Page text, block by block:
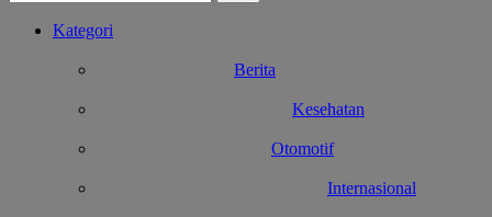
Kategori
Berita
Kesehatan
Otomotif
Internasional